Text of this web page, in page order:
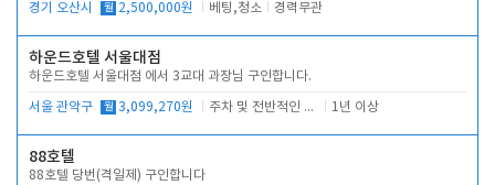
경기 오산시 월 2,500,000원 베팅,청소 경력무관
하운드호텔 서울대점
하운드호텔 서울대점 에서 3교대 과장님 구인합니다.
서울 관악구 월 3,099,270원 주차 및 전반적인 당번업무 1년 이상
88호텔
88호텔 당번(격일제) 구인합니다